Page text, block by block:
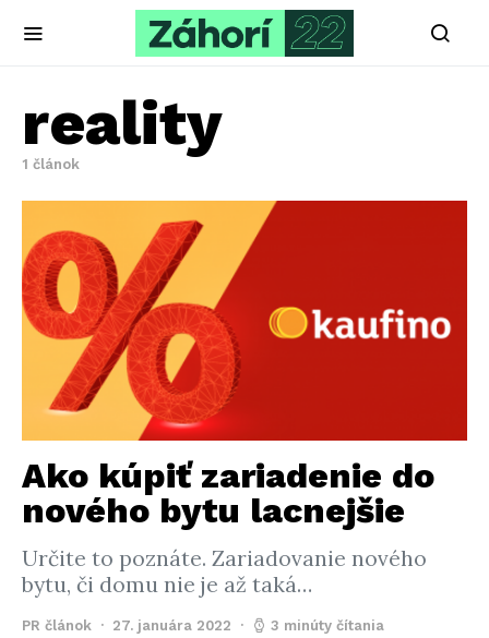
reality
1 článok
Ako kúpiť zariadenie do
nového bytu lacnejšie
Určite to poznáte. Zariadovanie nového
bytu, či domu nie je až taká…
PR článok 27. januára 2022 3 minúty čítania